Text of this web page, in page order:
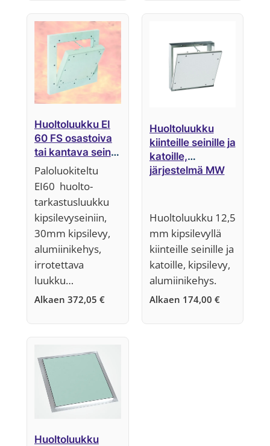
Huoltoluukku EI
60 FS osastoiva
tai kantava seinä,
30 mm,
Järjestelmä F5
Paloluokiteltu
EI60 huolto-
tarkastusluukku
kipsilevyseiniin,
30mm kipsilevy,
alumiinikehys,
irrotettava
luukku…
Alkaen 372,05 €
Huoltoluukku
kiinteille seinille ja
katoille,
järjestelmä MW
Huoltoluukku 12,5
mm kipsilevyllä
kiinteille seinille ja
katoille, kipsilevy,
alumiinikehys.
Alkaen 174,00 €
Huoltoluukku